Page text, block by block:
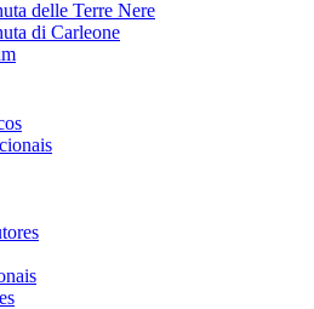
delle Terre Nere
di Carleone